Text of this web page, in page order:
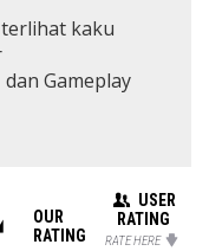
kaku
Gameplay
OUR
RATING
USER
RATING
RATE HERE